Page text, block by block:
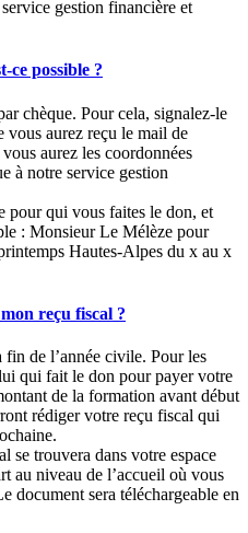
gestion financière et
ce possible ?
chèque. Pour cela, signalez-le
vous aurez reçu le mail de
aurez les coordonnées
à notre service gestion
pour qui vous faites le don, et
: Monsieur Le Mélèze pour
Hautes-Alpes du x au x
reçu fiscal ?
fin de l’année civile. Pour les
qui fait le don pour payer votre
de la formation avant début
rédiger votre reçu fiscal qui
se trouvera dans votre espace
au niveau de l’accueil où vous
document sera téléchargeable en